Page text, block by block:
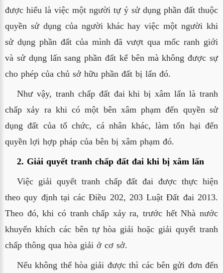
được hiểu là việc một người tự ý sử dụng phần đất thuộc
quyền sử dụng của người khác hay việc một người khi
sử dụng phần đất của mình đã vượt qua mốc ranh giới
và sử dụng lấn sang phần đất kế bên mà không được sự
cho phép của chủ sở hữu phần đất bị lấn đó.
Như vậy, tranh chấp đất đai khi bị xâm lấn là tranh
chấp xảy ra khi có một bên xâm phạm đến quyền sử
dụng đất của tổ chức, cá nhân khác, làm tổn hại đến
quyền lợi hợp pháp của bên bị xâm phạm đó.
2. Giải quyết tranh chấp đất đai khi bị xâm lấn
Việc giải quyết tranh chấp đất đai được thực hiện
theo quy định tại các Điều 202, 203 Luật Đất đai 2013.
Theo đó, khi có tranh chấp xảy ra, trước hết Nhà nước
khuyến khích các bên tự hòa giải hoặc giải quyết tranh
chấp thông qua hòa giải ở cơ sở.
Nếu không thể hòa giải được thì các bên gửi đơn đến